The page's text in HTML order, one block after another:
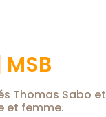
Thomas Sabo et
et femme.